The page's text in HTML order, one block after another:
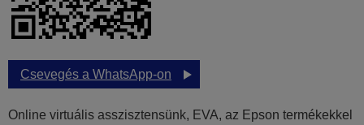
Csevegés a WhatsApp-on
Online virtuális asszisztensünk, EVA, az Epson termékekkel